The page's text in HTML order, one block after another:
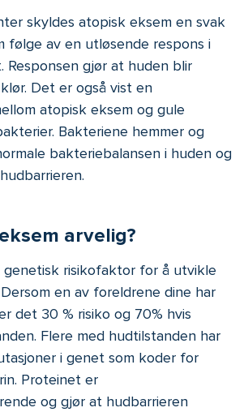
skyldes atopisk eksem en svak
følge av en utløsende respons i
Responsen gjør at huden blir
Det er også vist en
atopisk eksem og gule
Bakteriene hemmer og
bakteriebalansen i huden og
arvelig?
risikofaktor for å utvikle
en av foreldrene dine har
det 30 % risiko og 70% hvis
Flere med hudtilstanden har
i genet som koder for
Proteinet er
og gjør at hudbarrieren